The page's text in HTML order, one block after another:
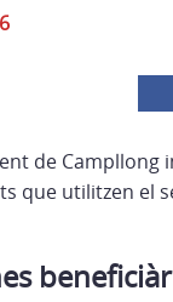
de
que utilitzen el